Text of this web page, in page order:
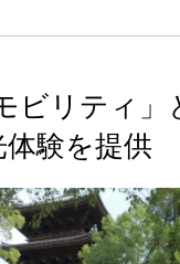
ビリティ
体験を提供